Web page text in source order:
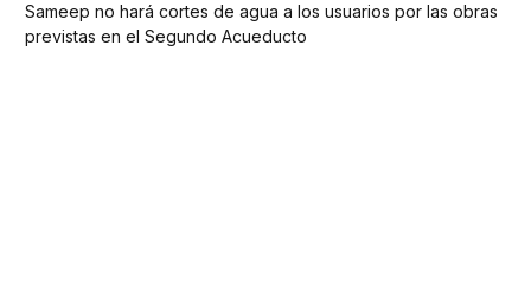
Sameep no hará cortes de agua a los usuarios por las obras
previstas en el Segundo Acueducto